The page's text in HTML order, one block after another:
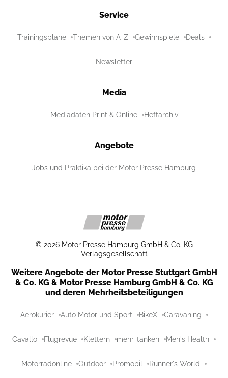
Service
Trainingspläne Themen von A-Z Gewinnspiele Deals
Newsletter
Media
Mediadaten Print & Online Heftarchiv
Angebote
Jobs und Praktika bei der Motor Presse Hamburg
© 2026 Motor Presse Hamburg GmbH & Co. KG
Verlagsgesellschaft
Weitere Angebote der Motor Presse Stuttgart GmbH
& Co. KG & Motor Presse Hamburg GmbH & Co. KG
und deren Mehrheitsbeteiligungen
Aerokurier Auto Motor und Sport BikeX Caravaning
Cavallo Flugrevue Klettern mehr-tanken Men's Health
Motorradonline Outdoor Promobil Runner's World